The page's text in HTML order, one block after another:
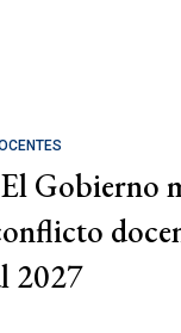
Gobierno
2027